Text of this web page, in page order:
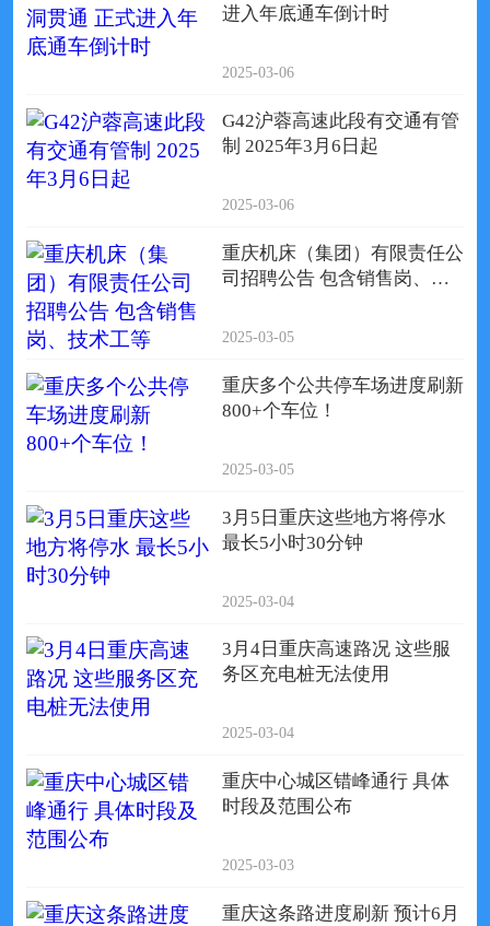
进入年底通车倒计时
2025-03-06
G42沪蓉高速此段有交通有管
制 2025年3月6日起
2025-03-06
重庆机床（集团）有限责任公
司招聘公告 包含销售岗、技
2025-03-05
重庆多个公共停车场进度刷新
800+个车位！
2025-03-05
3月5日重庆这些地方将停水
最长5小时30分钟
2025-03-04
3月4日重庆高速路况 这些服
务区充电桩无法使用
2025-03-04
重庆中心城区错峰通行 具体
时段及范围公布
2025-03-03
重庆这条路进度刷新 预计6月